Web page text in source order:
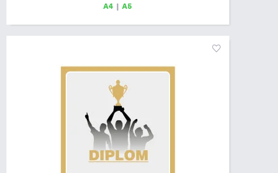
pohárů má gramáž 250 g/m2.
A4 |A5